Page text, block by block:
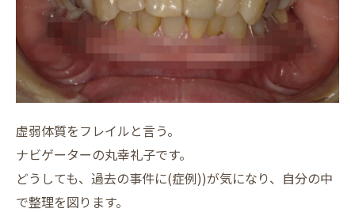
虚弱体質をフレイルと言う。
ナビゲーターの丸幸礼子です。
どうしても、過去の事件に(症例))が気になり、自分の中
で整理を図ります。